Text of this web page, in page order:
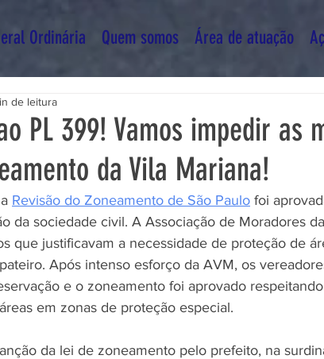
Ordinária Quem somos Área de atuação
PL 399! Vamos impedir as
da Vila Mariana!
de leitura
Revisão do Zoneamento de São Paulo foi
da sociedade civil. A Associação de Moradores
que justificavam a necessidade de proteção de
Após intenso esforço da AVM, os
e o zoneamento foi aprovado
em zonas de proteção especial.
da lei de zoneamento pelo prefeito, na